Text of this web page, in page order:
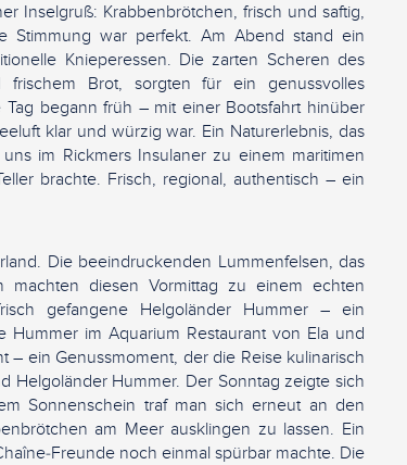
Inselgruß: Krabbenbrötchen, frisch und saftig,
war perfekt. Am Abend stand ein
Knieperessen. Die zarten Scheren des
frischem Brot, sorgten für ein genussvolles
begann früh – mit einer Bootsfahrt hinüber
klar und würzig war. Ein Naturerlebnis, das
im Rickmers Insulaner zu einem maritimen
brachte. Frisch, regional, authentisch – ein
Die beeindruckenden Lummenfelsen, das
diesen Vormittag zu einem echten
gefangene Helgoländer Hummer – ein
im Aquarium Restaurant von Ela und
– ein Genussmoment, der die Reise kulinarisch
Helgoländer Hummer. Der Sonntag zeigte sich
Sonnenschein traf man sich erneut an den
am Meer ausklingen zu lassen. Ein
noch einmal spürbar machte. Die